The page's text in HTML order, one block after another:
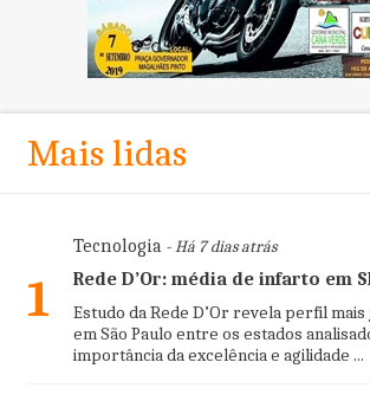
Mais lidas
1
Tecnologia- Há 7 dias atrás
Rede D’Or: média de infarto em
Estudo da Rede D’Or revela perfil
em São Paulo entre os estados
importância da excelência e agilidade ...